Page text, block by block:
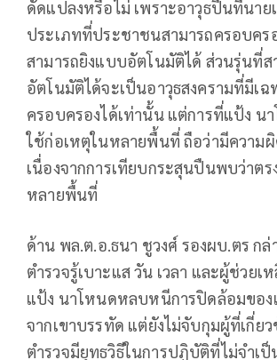
ดัดแปลงหรือไม่ เพราะอาวุธปืนที่นาย
ประเภทที่ประชาชนสามารถครอบคร
สามารถยิงแบบอัตโนมัติได้ ส่วนรุ่นที่ส
อัตโนมัติได้จะเป็นอาวุธสงครามที่มีเฉ
ครอบครองได้เท่านั้น แต่การที่แป้ง น
ใช้ก่อเหตุในหลายพื้นที่ ถือว่ามีความ
เนื่องจากการเทียบกระสุนปืนพบว่าต
หลายพื้นที่
ด้าน พล.ต.อ.ธนา ชูวงศ์ รองผบ.ตร กล่
ตำรวจรู้เบาะแส วัน เวลา และผู้ช่วยเ
แป้ง นาโหนดหลบหนีการปิดล้อมของ
จากเขาบรรทัด แต่ยังไม่จับกุมผู้ที่เกี่ย
ตำรวจมียุทธวิธีในการปฏิบัติที่ไม่จำเป็